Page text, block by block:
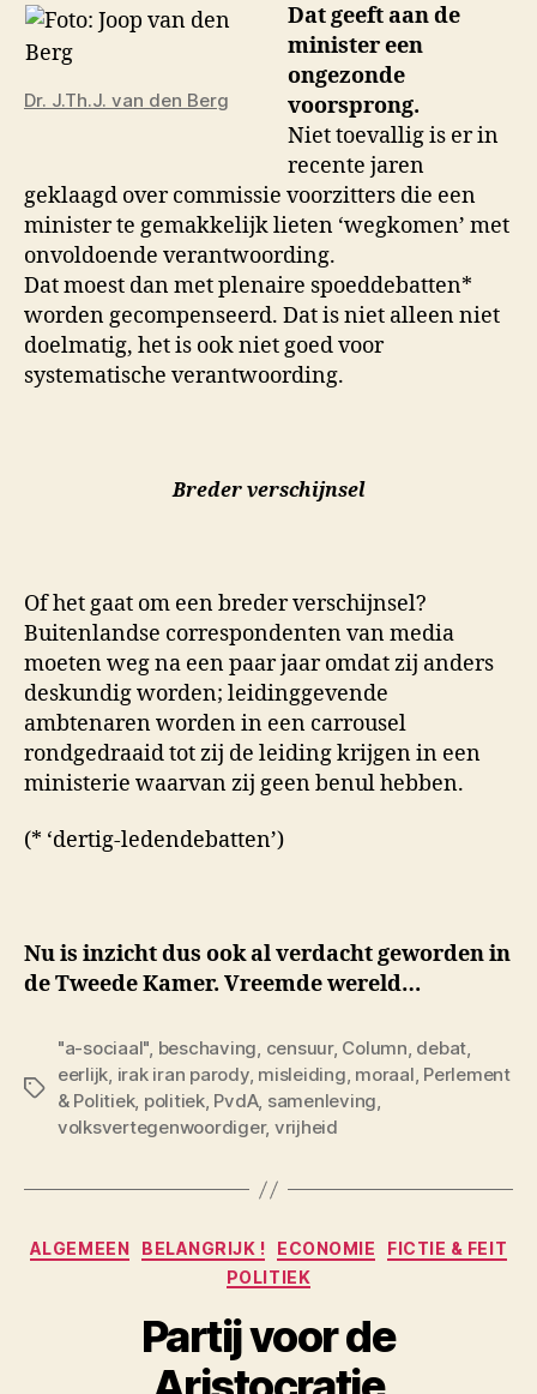
Dr. J.Th.J. van den Berg
Dat geeft aan de
minister een
ongezonde
voorsprong.
Niet toevallig is er in
recente jaren
geklaagd over commissie voorzitters die een
minister te gemakkelijk lieten ‘wegkomen’ met
onvoldoende verantwoording.
Dat moest dan met plenaire spoeddebatten*
worden gecompenseerd. Dat is niet alleen niet
doelmatig, het is ook niet goed voor
systematische verantwoording.
Breder verschijnsel
Of het gaat om een breder verschijnsel?
Buitenlandse correspondenten van media
moeten weg na een paar jaar omdat zij anders
deskundig worden; leidinggevende
ambtenaren worden in een carrousel
rondgedraaid tot zij de leiding krijgen in een
ministerie waarvan zij geen benul hebben.
(* ‘dertig-ledendebatten’)
Nu is inzicht dus ook al verdacht geworden in
de Tweede Kamer. Vreemde wereld…
Tags
"a-sociaal", beschaving, censuur, Column, debat,
eerlijk, irak iran parody, misleiding, moraal, Perlement
& Politiek, politiek, PvdA, samenleving,
volksvertegenwoordiger, vrijheid
Categorieën
ALGEMEEN BELANGRIJK ! ECONOMIE
FICTIE & FEIT
POLITIEK
Partij voor de